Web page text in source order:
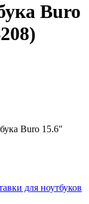
Buro
Buro 15.6"
для ноутбуков